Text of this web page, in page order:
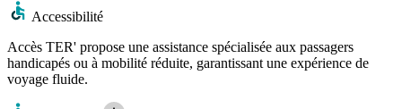
Accessibilité
Accès TER' propose une assistance spécialisée aux passagers
handicapés ou à mobilité réduite, garantissant une expérience de
voyage fluide.